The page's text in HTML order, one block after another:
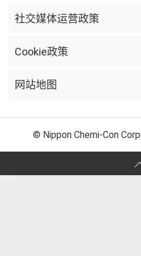
社交媒体运营政策
Cookie政策
网站地图
© Nippon Chemi-Con